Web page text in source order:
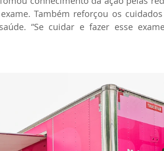
Também reforçou os
“Se cuidar e fazer esse